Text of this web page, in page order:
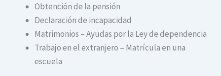
Obtención de la pensión
Declaración de incapacidad
Matrimonios – Ayudas por la Ley de dependencia
Trabajo en el extranjero – Matrícula en una
escuela